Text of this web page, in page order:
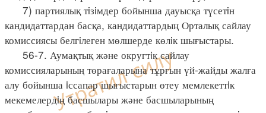
7) партиялық тiзiмдер бойынша дауысқа түсетiн
кандидаттардан басқа, кандидаттардың Орталық сайлау
комиссиясы белгiлеген мөлшерде көлiк шығыстары.
56-7. Аумақтық және округтiк сайлау
комиссияларының төрағаларына тұрғын үй-жайды жалға
алу бойынша iссапар шығыстарын өтеу мемлекеттiк
мекемелердiң басшылары және басшыларының